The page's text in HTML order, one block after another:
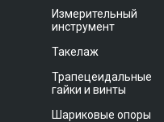
Измерительный
инструмент
Такелаж
Трапецеидальные
гайки и винты
Шариковые опоры